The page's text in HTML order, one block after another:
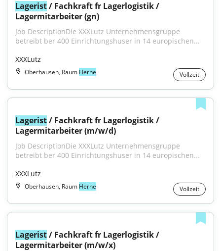
Lagerist / Fachkraft fr Lagerlogistik /
Lagermitarbeiter (gn)
Job DescriptionDie XXXLutz Unternehmensgruppe
betreibt ber 400 Einrichtungshuser in 14 europischen...
XXXLutz
Oberhausen, Raum Herne Vollzeit
Lagerist / Fachkraft fr Lagerlogistik /
Lagermitarbeiter (m/w/d)
Job DescriptionDie XXXLutz Unternehmensgruppe
betreibt ber 400 Einrichtungshuser in 14 europischen...
XXXLutz
Oberhausen, Raum Herne Vollzeit
Lagerist / Fachkraft fr Lagerlogistik /
Lagermitarbeiter (m/w/x)